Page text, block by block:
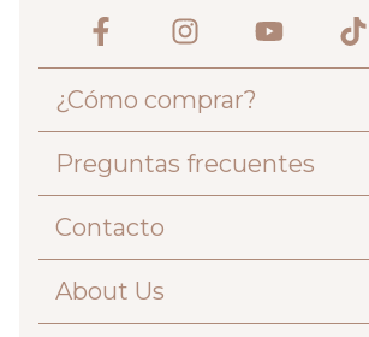
¿Cómo comprar?
Preguntas frecuentes
Contacto
About Us